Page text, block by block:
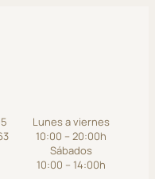
Lunes a viernes
10:00 – 20:00h
Sábados
10:00 – 14:00h